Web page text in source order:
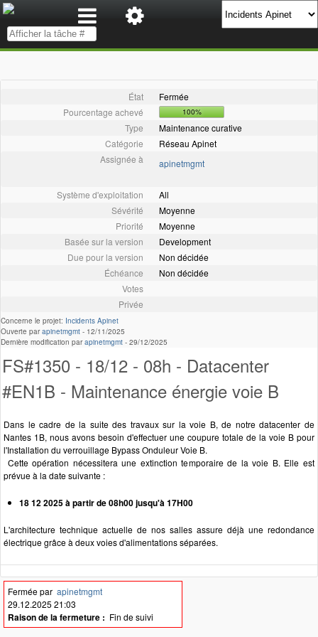
État
Fermée
Pourcentage achevé
100%
Type
Maintenance curative
Catégorie
Réseau Apinet
Assignée à
apinetmgmt
Système d'exploitation
All
Sévérité
Moyenne
Priorité
Moyenne
Basée sur la version
Development
Due pour la version
Non décidée
Échéance
Non décidée
Votes
Privée
Concerne le projet: Incidents Apinet
Ouverte parapinetmgmt - 12/11/2025
Dernière modification parapinetmgmt - 29/12/2025
FS#1350 - 18/12 - 08h - Datacenter
#EN1B - Maintenance énergie voie B
Dans le cadre de la suite des travaux sur la voie B, de notre datacenter de
Nantes 1B, nous avons besoin d'effectuer une coupure totale de la voie B pour
l'Installation du verrouillage Bypass Onduleur Voie B.
Cette opération nécessitera une extinction temporaire de la voie B. Elle est
prévue à la date suivante :
18 12 2025 à partir de 08h00 jusqu'à 17H00
L'architecture technique actuelle de nos salles assure déjà une redondance
électrique grâce à deux voies d'alimentations séparées.
Fermée par apinetmgmt
29.12.2025 21:03
Raison de la fermeture : Fin de suivi